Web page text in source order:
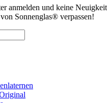
anmelden und keine
Sonnenglas® verpassen!